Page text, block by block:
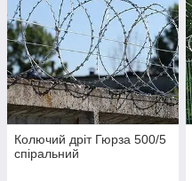
Колючий дріт Гюрза 500/5
спіральний